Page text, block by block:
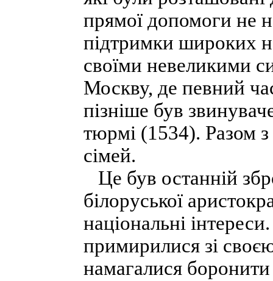
прямої допомоги не
підтримки широких
своїми невеликими
Москву, де певний
пізніше був
тюрмі (1534). Разом з
сімей.
Це був останній
білоруської
національні
примирилися зі
намагалися боронити